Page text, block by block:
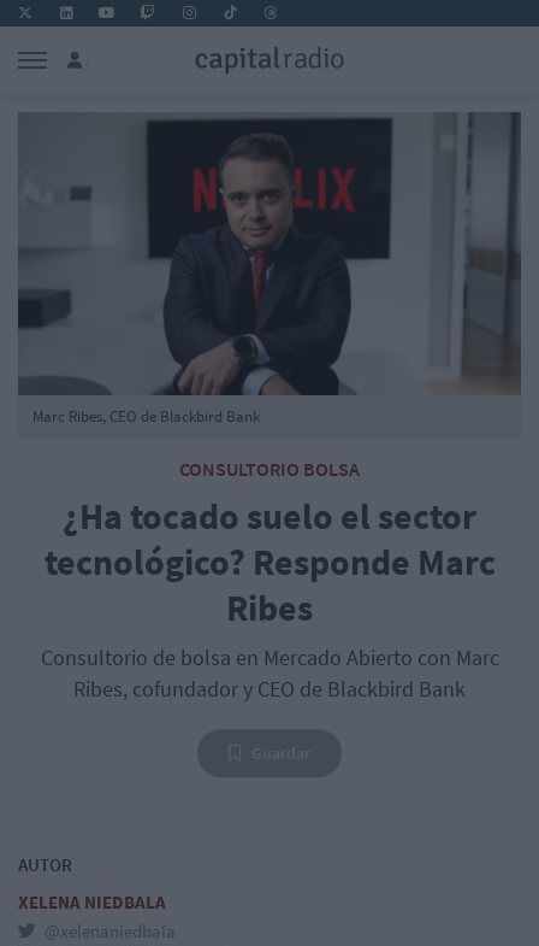
CONSULTORIO BOLSA
¿Ha tocado suelo el sector
tecnológico? Responde Marc
Ribes
Consultorio de bolsa en Mercado Abierto con Marc
Ribes, cofundador y CEO de Blackbird Bank
Marc Ribes, CEO de Blackbird Bank
AUTOR
XELENA NIEDBALA
@xelenaniedbala